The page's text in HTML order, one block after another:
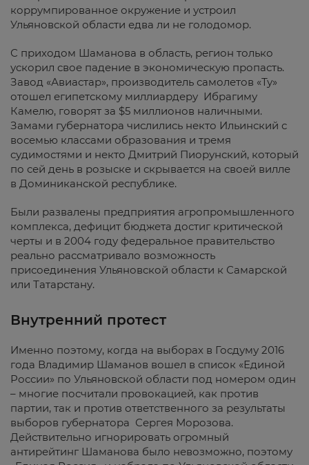
коррумпированное окружение и устроил
Ульяновской области едва ли не голодомор.
С приходом Шаманова в область, регион только
ускорил свое падение в экономическую пропасть.
Завод «Авиастар», производитель самолетов «Ту»
отошел египетскому миллиардеру Ибрагиму
Камелю, говорят за $5 миллионов наличными.
Замами губернатора числились некто Ильинский с
восемью классами образования и тремя
судимостями и некто Дмитрий Пиорунский, который
по сей день в розыске и скрывается на своей вилле
в Доминиканской республике.
Были развалены предприятия агропромышленного
комплекса, дефицит бюджета достиг критической
черты и в 2004 году федеральное правительство
реально рассматривало возможность
присоединения Ульяновской области к Самарской
или Татарстану.
Внутренний протест
Именно поэтому, когда на выборах в Госдуму 2016
года Владимир Шаманов вошел в список «Единой
России» по Ульяновской области под номером один
– многие посчитали провокацией, как против
партии, так и против ответственного за результаты
выборов губернатора Сергея Морозова.
Действительно игнорировать огромный
антирейтинг Шаманова было невозможно, поэтому